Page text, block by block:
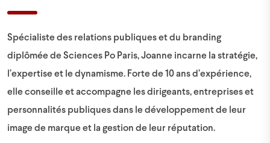
Spécialiste des relations publiques et du branding
diplômée de Sciences Po Paris, Joanne incarne la stratégie,
l’expertise et le dynamisme. Forte de 10 ans d’expérience,
elle conseille et accompagne les dirigeants, entreprises et
personnalités publiques dans le développement de leur
image de marque et la gestion de leur réputation.